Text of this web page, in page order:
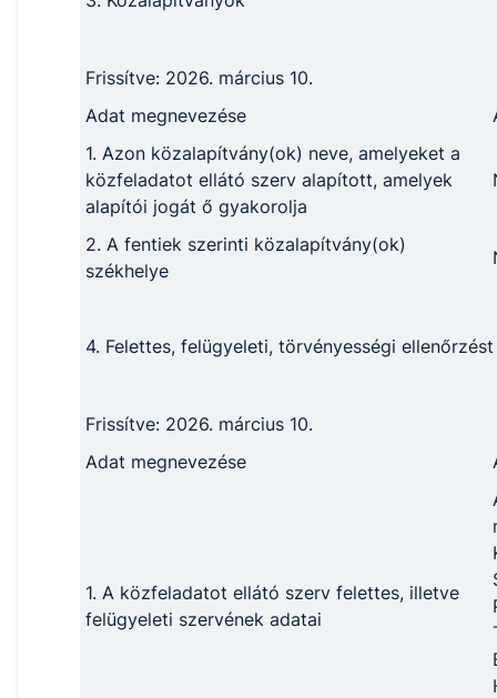
Frissítve: 2026. március 10.
Adat megnevezése
1. Azon közalapítvány(ok) neve, amelyeket a
közfeladatot ellátó szerv alapított, amelyek
alapítói jogát ő gyakorolja
2. A fentiek szerinti közalapítvány(ok)
székhelye
4. Felettes, felügyeleti, törvényességi
Frissítve: 2026. március 10.
Adat megnevezése
1. A közfeladatot ellátó szerv felettes, illetve
felügyeleti szervének adatai